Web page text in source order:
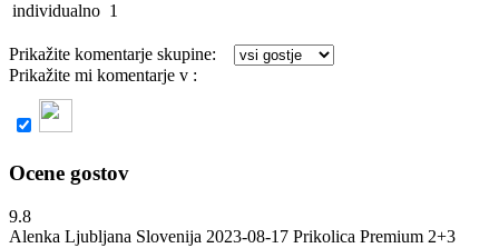
individualno 1
Prikažite komentarje skupine:
Prikažite mi komentarje v :
Ocene gostov
9.8
Alenka Ljubljana Slovenija 2023-08-17 Prikolica Premium 2+3